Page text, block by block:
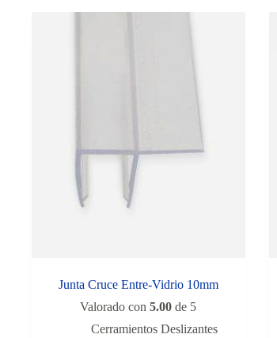
Junta Cruce Entre-Vidrio 10mm
Valorado con5.00 de 5
Cerramientos Deslizantes